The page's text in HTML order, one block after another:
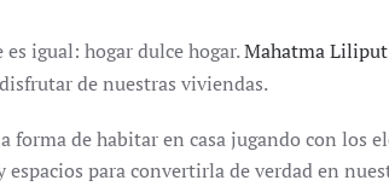
es igual: hogar dulce hogar.Mahatma Liliput
de nuestras viviendas.
forma de habitar en casa jugando con los
para convertirla de verdad en